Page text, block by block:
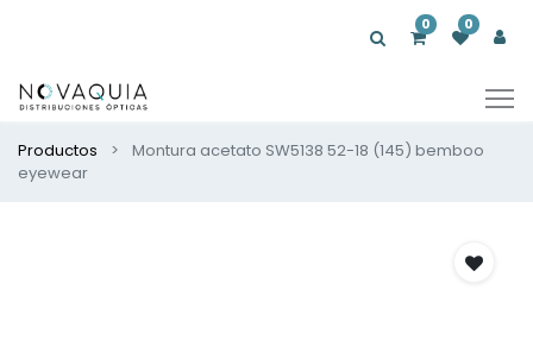
0 0
Productos
Montura acetato SW5138 52-18 (145) bemboo
eyewear